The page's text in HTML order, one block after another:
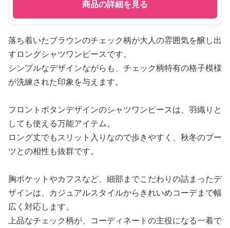
商品の詳細を見る
落ち着いたブラウンのチェック柄が大人の雰囲気を醸し出
すロングシャツワンピースです。
シンプルなデザインながらも、チェック柄特有の格子模様
が洗練された印象を与えます。
フロントボタンデザインのシャツワンピースは、羽織りと
しても使える万能アイテム。
ロング丈でもスリット入りなので歩きやすく、秋冬のブー
ツとの相性も抜群です。
胸ポケットやカフスなど、細部までこだわりの詰まったデ
ザインは、カジュアルスタイルからきれいめコーデまで幅
広く対応します。
上品なチェック柄が、コーディネートの主役になる一着で